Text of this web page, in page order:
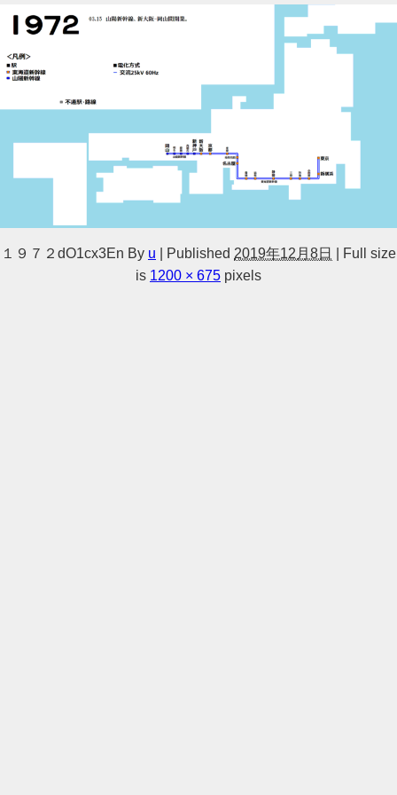
１９７２dO1cx3En By u Published 2019年12月8日
Full size
is 1200 × 675 pixels